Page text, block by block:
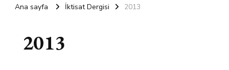
Ana sayfa İktisat Dergisi 2013
2013